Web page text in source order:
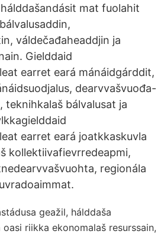
mat fuolahit
váldečađaheaddjin ja
Gielddaid
earret eará mánáidgárddit,
dearvvašvuođa-
teknihkalaš bálvalusat ja
earret eará joatkkaskuvla
kollektiivafievrredeapmi,
regionála
geažil, hálddaša
riikka ekonomalaš resurssain,